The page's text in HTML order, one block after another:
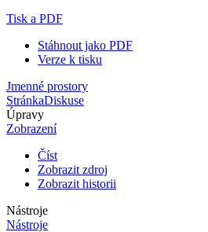
Tisk a PDF
Stáhnout jako PDF
Verze k tisku
Jmenné prostory
StránkaDiskuse
Úpravy
Zobrazení
Číst
Zobrazit zdroj
Zobrazit historii
Nástroje
Nástroje